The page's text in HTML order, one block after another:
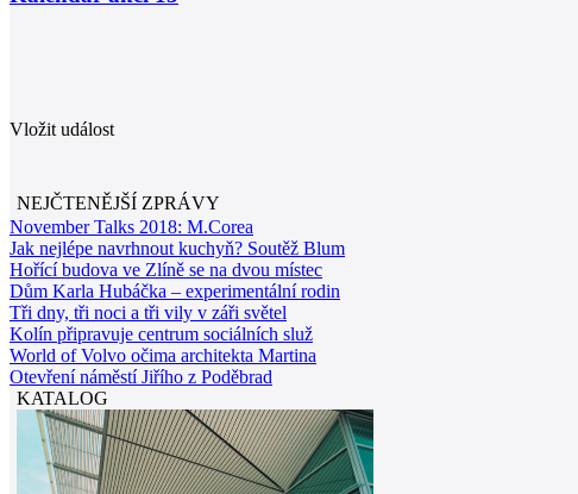
NEJČTENĚJŠÍ ZPRÁVY
Hořící budova ve Zlíně se na dvou místec
Dům Karla Hubáčka – experimentální rodin
Tři dny, tři noci a tři vily v záři světel
Kolín připravuje centrum sociálních služ
World of Volvo očima architekta Martina
Otevření náměstí Jiřího z Poděbrad
KATALOG